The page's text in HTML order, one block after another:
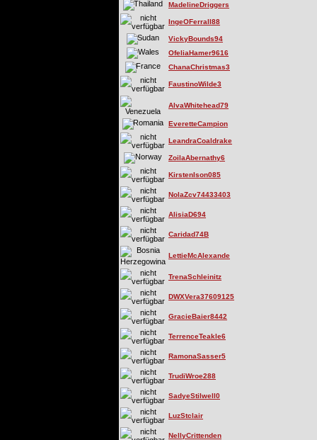
MadelineDriggers
IngeOFerrall88
VickyBounds94
OfeliaHamer9616
ChanaChristmas3
FaustinoWilde3
AlvaWhitehead79
EveretteCampion
LeandraCoaldrake
ZoilaAbernathy6
KirstenIson085
NolaZcv74433403
AlisiaD694
Caridad74B
LettieMcAlexande
TrenaSchleinitz
DWXVera37609125
GracieBaier8442
TerrenceTeakle6
RamonaSasser5
TrudiWroe288
SadyeStilwell0
LuzStclair
NellyCrittenden